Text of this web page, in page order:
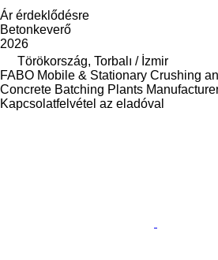
Ár érdeklődésre
Betonkeverő
2026
Törökország, Torbalı / İzmir
FABO Mobile & Stationary Crushing
Concrete Batching Plants
Kapcsolatfelvétel az eladóval